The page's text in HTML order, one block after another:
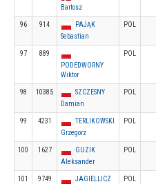
Bartosz
96 914
PAJĄK
Sebastian
POL
97
889
PODEDWORNY
Wiktor
POL
98 10385
SZCZESNY
Damian
POL
99 4231
TERLIKOWSKI
Grzegorz
POL
100 1627
GUZIK
Aleksander
POL
101 9749
JAGIELLICZ
POL